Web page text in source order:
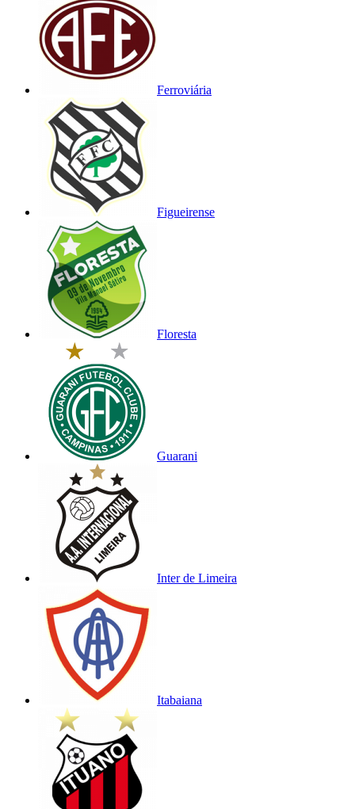
Ferroviária
Figueirense
Floresta
Guarani
Inter de Limeira
Itabaiana